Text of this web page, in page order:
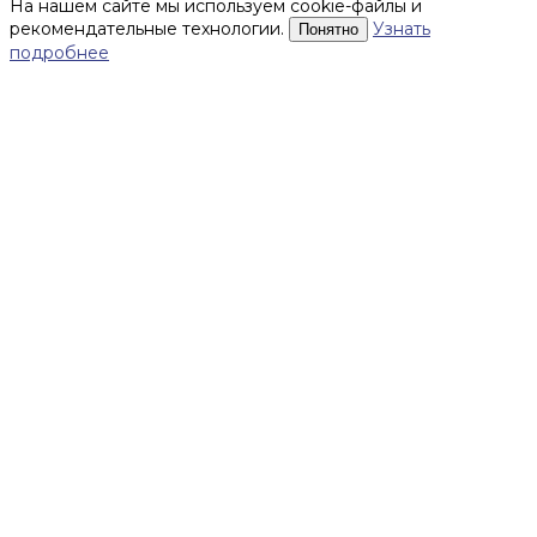
На нашем сайте мы используем cookie-файлы и
рекомендательные технологии.
Понятно
Узнать
подробнее